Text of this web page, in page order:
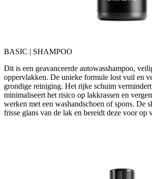
BASIC | SHAMPOO
Dit is een geavanceerde autowasshampoo,
oppervlakken. De unieke formule lost vuil en
grondige reiniging. Het rijke schuim
minimaliseert het risico op lakkrassen en
werken met een washandschoen of spons. De
frisse glans van de lak en bereidt deze voor op